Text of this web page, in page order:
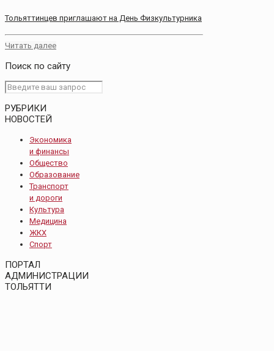
Тольяттинцев приглашают на День Физкультурника
Читать далее
Поиск по сайту
РУБРИКИ
НОВОСТЕЙ
Экономика
и финансы
Общество
Образование
Транспорт
и дороги
Культура
Медицина
ЖКХ
Спорт
ПОРТАЛ
АДМИНИСТРАЦИИ
ТОЛЬЯТТИ